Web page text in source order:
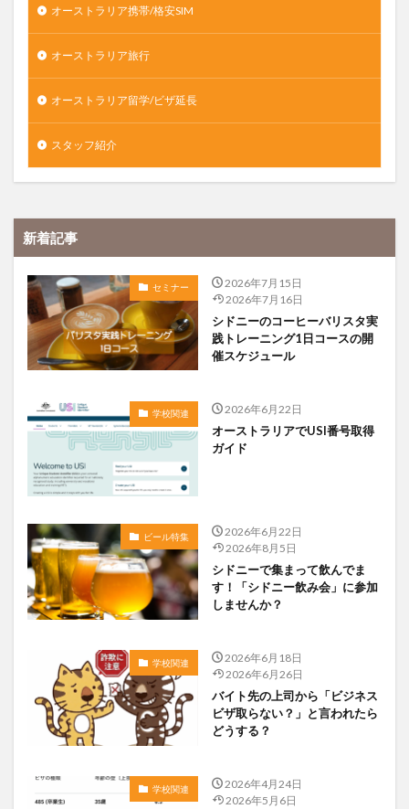
オーストラリア携帯/格安SIM
オーストラリア旅行
オーストラリア留学/ビザ延長
スタッフ紹介
新着記事
セミナー
2026年7月15日
2026年7月16日
シドニーのコーヒーバリスタ実
践トレーニング1日コースの開
催スケジュール
学校関連 2026年6月22日
オーストラリアでUSI番号取得
ガイド
ビール特集
2026年6月22日
2026年8月5日
シドニーで集まって飲んでま
す！「シドニー飲み会」に参加
しませんか？
学校関連
2026年6月18日
2026年6月26日
バイト先の上司から「ビジネス
ビザ取らない？」と言われたら
どうする？
学校関連
2026年4月24日
2026年5月6日